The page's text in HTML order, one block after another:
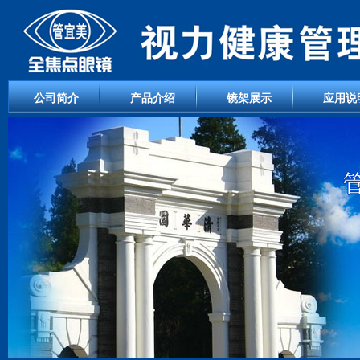
公司简介 产品介绍 镜架展示 应用说